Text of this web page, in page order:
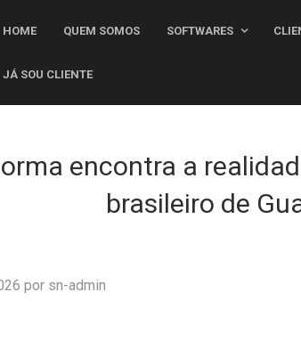
HOME QUEM SOMOS SOFTWARES
JÁ SOU CLIENTE
encontra a
brasileiro de
por sn-admin